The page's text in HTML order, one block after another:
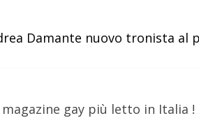
Damante nuovo tronista al
gay più letto in Italia !